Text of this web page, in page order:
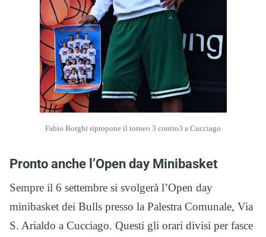
Fabio Borghi ripropone il torneo 3 contro3 a Cucciago
Pronto anche l’Open day Minibasket
Sempre il 6 settembre si svolgerà l’Open day
minibasket dei Bulls presso la Palestra Comunale, Via
S. Arialdo a Cucciago. Questi gli orari divisi per fasce